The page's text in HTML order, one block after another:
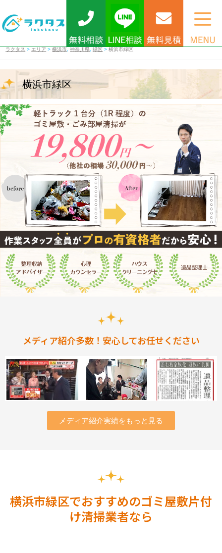
ラクタス > エリア >横浜市 ,神奈川県 ,緑区 >横浜市緑区
横浜市緑区
メディア紹介多数！安心してお任せください
メディア紹介実績をもっと見る
横浜市緑区でおすすめのゴミ屋敷片付
け清掃業者なら